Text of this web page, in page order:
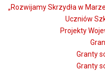
„Rozwijamy Skrzydła w
Uczniów
Projekty
Granty
Granty